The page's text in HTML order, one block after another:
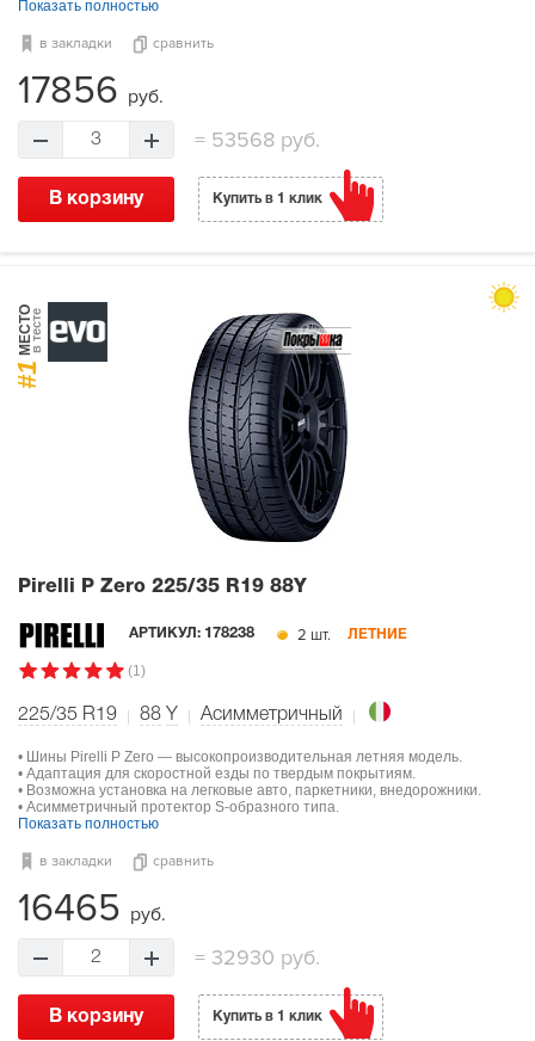
Показать полностью
в закладки сравнить
17856 руб.
3 = 53568 руб.
В корзину Купить в 1 клик
#1
МЕСТОв тесте
Pirelli P Zero 225/35 R19 88Y
АРТИКУЛ: 178238 2 шт. ЛЕТНИЕ
(1)
225/35 R19 88 Y Асимметричный
• Шины Pirelli P Zero — высокопроизводительная летняя модель.
• Адаптация для скоростной езды по твердым покрытиям.
• Возможна установка на легковые авто, паркетники, внедорожники.
• Асимметричный протектор S-образного типа.
Показать полностью
в закладки сравнить
16465 руб.
2 = 32930 руб.
В корзину Купить в 1 клик